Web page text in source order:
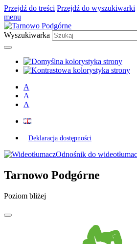
Przejdź do treści Przejdź do wyszukiwarki
menu
Wyszukiwarka
A
A
A
Deklaracja dostępności
Odnośnik do
Tarnowo Podgórne
Poziom bliżej